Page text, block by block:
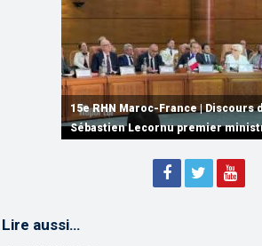
15e RHN Maroc-France | Signature
plusieurs accords de coopération
partenariat
15e RHN Maroc-France | Discours
Sébastien Lecornu premier
15e Réunion de Haut Niveau
Discours de M. Aziz Akhannouch
Lire aussi…